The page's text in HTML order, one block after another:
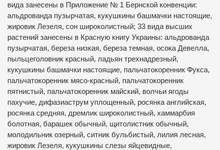
вида занесены в Приложение № 1 Бернской конвенции:
альдрованда пузырчатая, кукушкины башмачки настоящие,
жировик Лезеля, сон широколистный; 33 вида высших
растений занесены в Красную книгу Украины: альдрованда
пузырчатая, береза низкая, береза темная, осока Девелла,
пыльцеголовник красный, ладьян трехнадрезный,
кукушкины башмачки настоящие, пальчатокоренник Фукса,
пальчатокоренник мясо-красный, пальчатокоренник
пятнистый, пальчатокоренник майский, волчьи ягоды
пахучие, дифазиаструм уплощенный, росянка английская,
росянка средняя, дремлик широколистный, хаммарбия
болотная, барашек обычный, щитолистник обычный,
молодильник озерный, ситник бульбистый, лилия лесная,
жировик Лезеля, кукушкины слезы яйцевидные,